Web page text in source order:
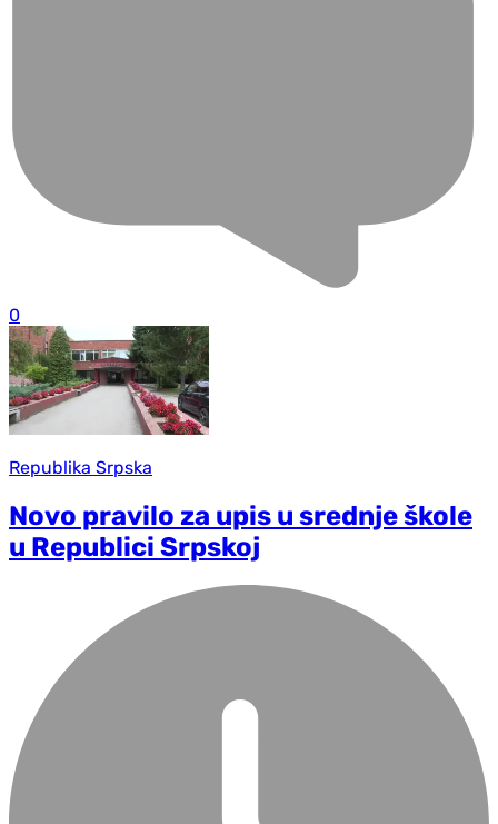
0
Republika Srpska
Novo pravilo za upis u srednje škole
u Republici Srpskoj